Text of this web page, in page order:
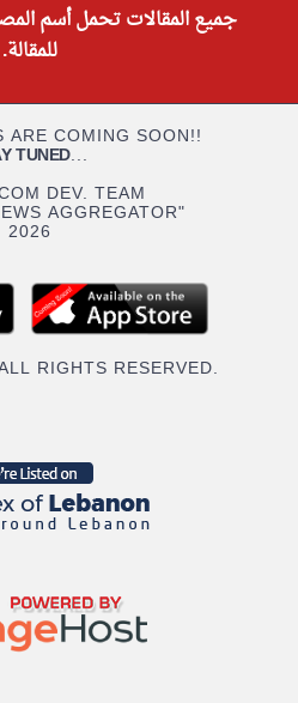
جميع المقالات تحمل أسم
للمقالة.
ARE COMING SOON!!
TUNED...
DEV. TEAM
AGGREGATOR"
2026
RIGHTS RESERVED.